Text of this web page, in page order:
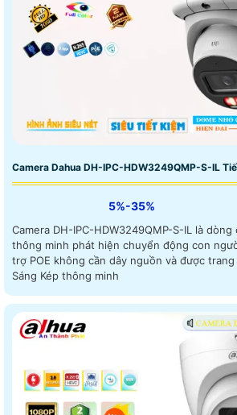
Camera Dahua DH-IPC-HDW3249QMP-S-IL
5%-35%
Camera DH-IPC-HDW3249QMP-S-IL là
thông minh phát hiện chuyển động con người
trợ POE không cần dây nguồn và được
Sáng Kép thông minh